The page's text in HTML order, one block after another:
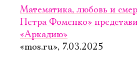
Математика, любовь и
Петра Фоменко»
«Аркадию»
«mos.ru», 7.03.2025